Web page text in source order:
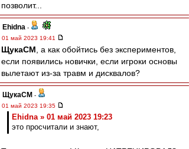
позволит...
Ehidna -
01 май 2023 19:41
ЩукаСМ , а как обойтись без экспериментов,
если появились новички, если игроки основы
вылетают из-за травм и дисквалов?
ЩукаСМ -
01 май 2023 19:35
Ehidna » 01 май 2023 19:23
это просчитали и знают,